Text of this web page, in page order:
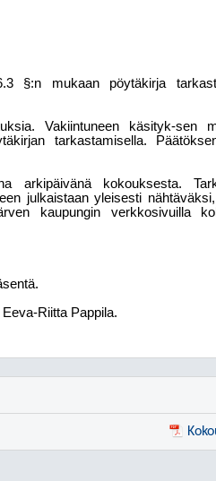
§:n mukaan pöytäkirja
Vakiintuneen käsityk-sen
tarkastamisella.
arkipäivänä kokouksesta.
julkaistaan yleisesti
kaupungin verkkosivuilla
Riitta Pappila.